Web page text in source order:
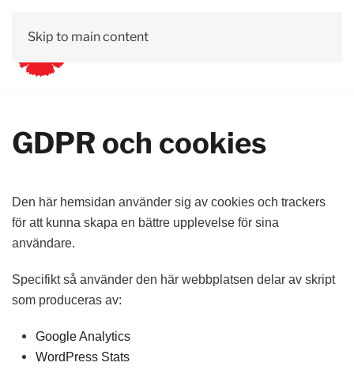
Skip to main content
GDPR och cookies
Den här hemsidan använder sig av cookies och trackers
för att kunna skapa en bättre upplevelse för sina
användare.
Specifikt så använder den här webbplatsen delar av skript
som produceras av:
Google Analytics
WordPress Stats